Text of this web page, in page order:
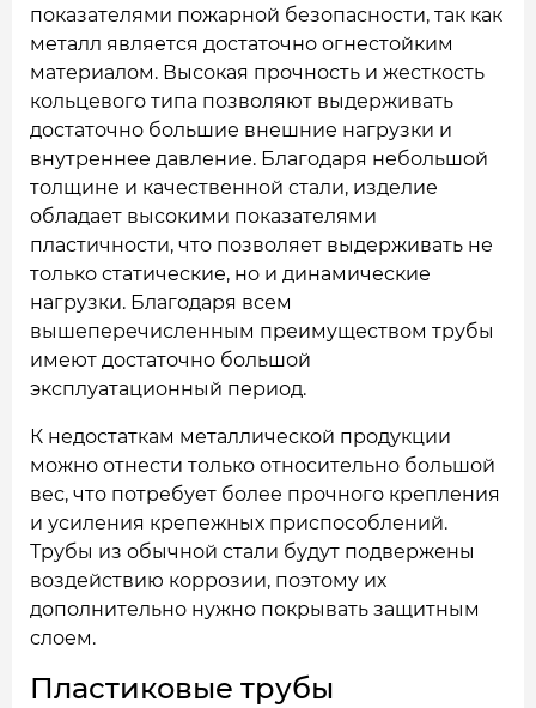
показателями пожарной безопасности, так как
металл является достаточно огнестойким
материалом. Высокая прочность и жесткость
кольцевого типа позволяют выдерживать
достаточно большие внешние нагрузки и
внутреннее давление. Благодаря небольшой
толщине и качественной стали, изделие
обладает высокими показателями
пластичности, что позволяет выдерживать не
только статические, но и динамические
нагрузки. Благодаря всем
вышеперечисленным преимуществом трубы
имеют достаточно большой
эксплуатационный период.
К недостаткам металлической продукции
можно отнести только относительно большой
вес, что потребует более прочного крепления
и усиления крепежных приспособлений.
Трубы из обычной стали будут подвержены
воздействию коррозии, поэтому их
дополнительно нужно покрывать защитным
слоем.
Пластиковые трубы